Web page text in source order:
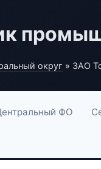
округ » ЗАО
ФО